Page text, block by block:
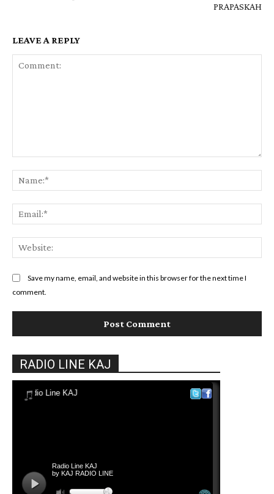
PRAPASKAH
LEAVE A REPLY
Save my name, email, and website in this browser for the next time I
comment.
RADIO LINE KAJ